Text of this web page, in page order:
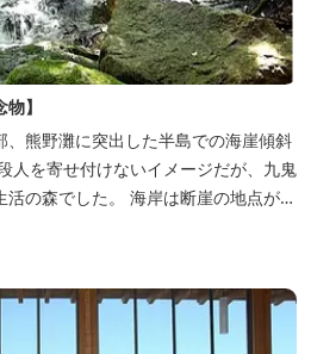
】
、熊野灘に突出した半島での海崖傾斜
人を寄せ付けないイメージだが、九鬼
の森でした。 海岸は断崖の地点が多
海抜約200mあたりまで、亜熱帯
す。 おもな樹木はアカガシ、アラカ
で、ヒロハノコギリシダは本州唯一の